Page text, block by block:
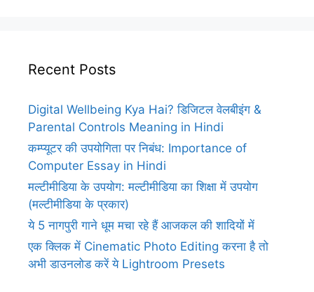
Recent Posts
Digital Wellbeing Kya Hai? डिजिटल वेलबीइंग &
Parental Controls Meaning in Hindi
कम्प्यूटर की उपयोगिता पर निबंध: Importance of
Computer Essay in Hindi
मल्टीमीडिया के उपयोग: मल्टीमीडिया का शिक्षा में उपयोग
(मल्टीमीडिया के प्रकार)
ये 5 नागपुरी गाने धूम मचा रहे हैं आजकल की शादियों में
एक क्लिक में Cinematic Photo Editing करना है तो
अभी डाउनलोड करें ये Lightroom Presets